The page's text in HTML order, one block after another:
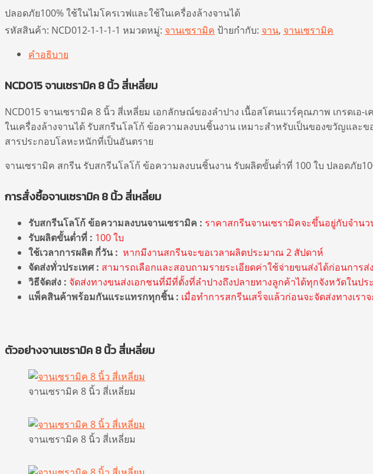
ปลอดภัย100% ใช้ในไมโครเวฟและใช้ในเครื่องล้างจานได้
รหัสสินค้า: NCD012-1-1-1-1 หมวดหมู่: จานเซรามิค ป้ายกำกับ: จาน, จานเซรามิค
คำอธิบาย
NCD015 จานเซรามิค 8 นิ้ว สี่เหลี่ยม
NCD015 จานเซรามิค 8 นิ้ว สี่เหลี่ยม เอกลักษณ์ของลำปาง เนื้อสโตนแวร์คุณภาพ เกรดเ
ในเครื่องล้างจานได้ รับสกรีนโลโก้ ข้อความลงบนชิ้นงาน เหมาะสำหรับเป็นของขวัญและ
สารประกอบโลหะหนักที่เป็นอันตราย
จานเซรามิค สกรีน รับสกรีนโลโก้ ข้อความลงบนชิ้นงาน รับผลิตขั้นต่ำที่ 100 ใบ ปลอดภัย
การสั่งซื้อจานเซรามิค 8 นิ้ว สี่เหลี่ยม
รับสกรีนโลโก้ ข้อความลงบนจานเซรามิค : ราคาสกรีนจานเซรามิคจะขึ้นอยู่กับจำน
รับผลิตขั้นต่ำที่ : 100 ใบ
ใช้เวลาการผลิต กี่วัน : หากมีงานสกรีนจะขอเวลาผลิตประมาณ 2 สัปดาห์
จัดส่งทั่วประเทศ : สามารถเลือกและสอบถามรายระเอียดค่าใช้จ่ายขนส่งได้ก่อนการส่
วิธีจัดส่ง : จัดส่งทางขนส่งเอกชนที่มีที่ตั้งที่ลำปางถึงปลายทางลูกค้าได้ทุกจังหวัดในปร
แพ็คสินค้าพร้อมกันแระแทรกทุกชิ้น : เมื่อทำการสกรีนเสร็จแล้วก่อนจะจัดส่งทางเร
ตัวอย่างจานเซรามิค 8 นิ้ว สี่เหลี่ยม
จานเซรามิค 8 นิ้ว สี่เหลี่ยม
จานเซรามิค 8 นิ้ว สี่เหลี่ยม